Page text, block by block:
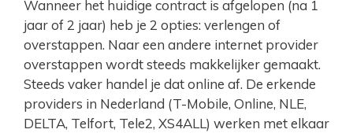
Wanneer het huidige contract is afgelopen (na 1
jaar of 2 jaar) heb je 2 opties: verlengen of
overstappen. Naar een andere internet provider
overstappen wordt steeds makkelijker gemaakt.
Steeds vaker handel je dat online af. De erkende
providers in Nederland (T-Mobile, Online, NLE,
DELTA, Telfort, Tele2, XS4ALL) werken met elkaar